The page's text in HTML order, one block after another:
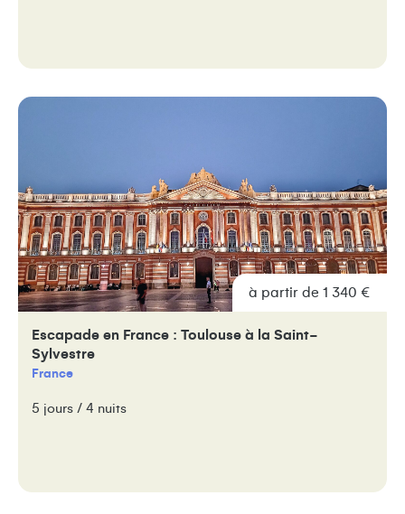
à partir de 1 340 €
Escapade en France : Toulouse à la Saint-
Sylvestre
France
5 jours / 4 nuits